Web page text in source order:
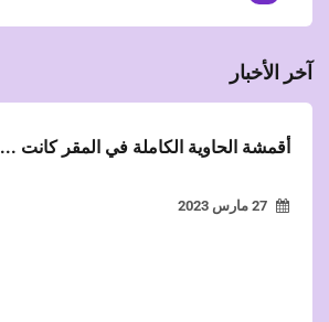
آخر الأخبار
أقمشة الحاوية الكاملة في المقر كانت ...